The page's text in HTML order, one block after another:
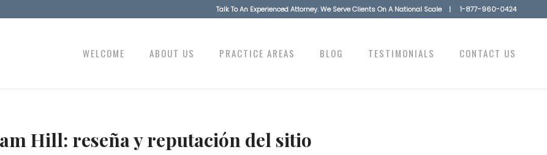
Talk To An Experienced Attorney. We Serve Clients On A National Scale | 1-877-960-0424
WELCOME ABOUT US PRACTICE AREAS BLOG TESTIMONIALS CONTACT US
Hill: reseña y reputación del sitio